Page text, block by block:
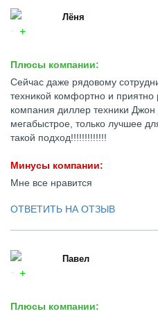
Лёня
Плюсы компании:
Сейчас даже рядовому
техникой комфортно и приятно
компания диллер техники
мегабыстрое, только лучшее
такой подход!!!!!!!!!!!!!
Минусы компании:
Мне все нравится
ОТВЕТИТЬ НА ОТЗЫВ
Павел
Плюсы компании: